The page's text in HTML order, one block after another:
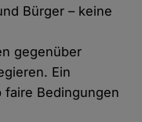
Bürger – keine
gegenüber
Ein
Bedingungen